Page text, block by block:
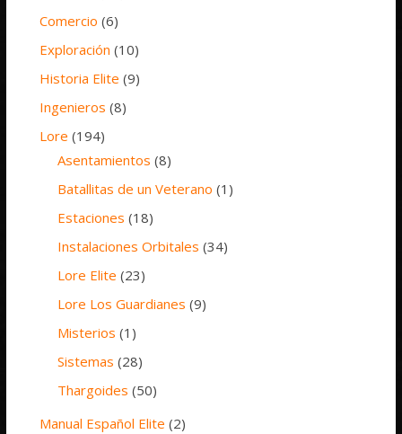
Comercio (6)
Exploración (10)
Historia Elite (9)
Ingenieros (8)
Lore (194)
Asentamientos (8)
Batallitas de un Veterano (1)
Estaciones (18)
Instalaciones Orbitales (34)
Lore Elite (23)
Lore Los Guardianes (9)
Misterios (1)
Sistemas (28)
Thargoides (50)
Manual Español Elite (2)